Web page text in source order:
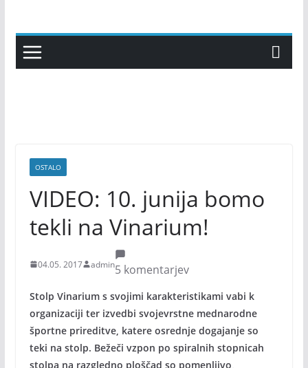
content
OSTALO
VIDEO: 10. junija bomo
tekli na Vinarium!
04.05. 2017 admin5 komentarjev
Stolp Vinarium s svojimi karakteristikami vabi k
organizaciji ter izvedbi svojevrstne mednarodne
športne prireditve, katere osrednje dogajanje so
teki na stolp. Bežeči vzpon po spiralnih stopnicah
stolpa na razgledno ploščad so pomenljivo,